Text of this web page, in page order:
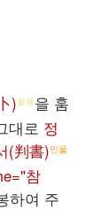
)물품을 훔
대로 정
(判書)인물
참
하여 주